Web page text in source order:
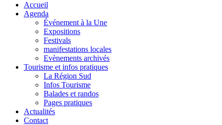
Accueil
Agenda
Événement à la Une
Expositions
Festivals
manifestations locales
Evènements archivés
Tourisme et infos pratiques
La Région Sud
Infos Tourisme
Balades et randos
Pages pratiques
Actualités
Contact